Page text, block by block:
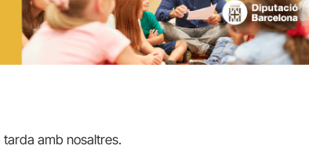
amb nosaltres.